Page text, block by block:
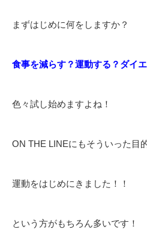
まずはじめに何をしますか？
食事を減らす？運動する？ダイ
色々試し始めますよね！
ON THE LINEにもそういった目
運動をはじめにきました！！
という方がもちろん多いです！